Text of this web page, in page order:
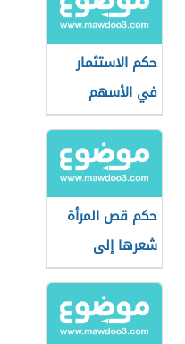
حكم الاستثمار
في الأسهم
حكم قص المرأة
شعرها إلى
الأذنين